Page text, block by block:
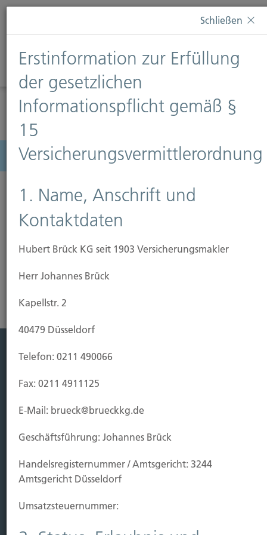
Diese Webseite verwendet Cookies. Wenn Sie weiterhin
Informationen finden Sie auf unserer SeiteDatenschutz
Diese Nachricht nicht erneut anzeigen
Menü
Leben
Vorsorgen
Kauf Grundstück
Baubeginn
Schaden
Schließen
Erstinformation zur Erfüllung
der gesetzlichen
Informationspflicht gemäß §
15
Versicherungsvermittlerordnung
1. Name, Anschrift und
Kontaktdaten
Hubert Brück KG seit 1903 Versicherungsmakler
Herr Johannes Brück
Kapellstr. 2
40479 Düsseldorf
Telefon: 0211 490066
Fax: 0211 4911125
E-Mail: brueck@brueckkg.de
Geschäftsführung: Johannes Brück
Handels­registernummer / Amtsgericht: 3244
Amtsgericht Düsseldorf
Umsatzsteuer­nummer: